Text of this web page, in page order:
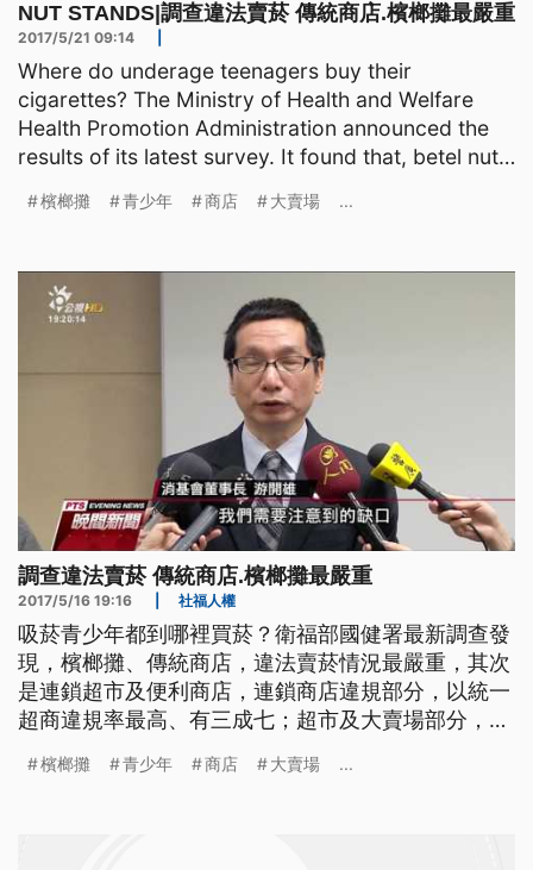
NUT STANDS|調查違法賣菸 傳統商店.檳榔攤最嚴重
2017/5/21 09:14
Where do underage teenagers buy their
cigarettes? The Ministry of Health and Welfare
Health Promotion Administration announced the
results of its latest survey. It found that, betel nut
檳榔攤 青少年 商店 大賣場 ...
調查違法賣菸 傳統商店.檳榔攤最嚴重
2017/5/16 19:16 社福人權
吸菸青少年都到哪裡買菸？衛福部國健署最新調查發
現，檳榔攤、傳統商店，違法賣菸情況最嚴重，其次
是連鎖超市及便利商店，連鎖商店違規部分，以統一
超商違規率最高、有三成七；超市及大賣場部分，則
賣，除了檳榔、各式飲料、還有菸品，衛福部委託消
檳榔攤 青少年 商店 大賣場 ...